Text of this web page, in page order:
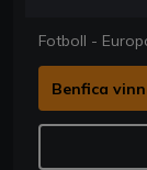
Fotboll -
Benfica